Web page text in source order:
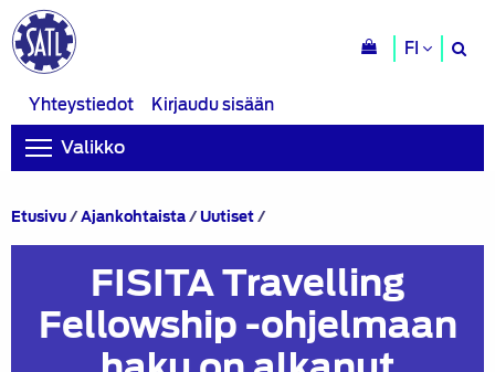
FI
Yhteystiedot
Kirjaudu sisään
Valikko
Etusivu/Ajankohtaista/Uutiset/FISITA
-
ohjelmaan
haku
on
alkanut
FISITA Travelling
Fellowship -ohjelmaan